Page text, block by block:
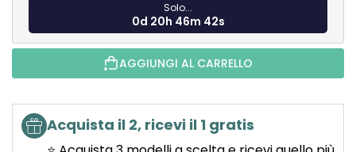
Solo...
0d 20h 46m 41s
AGGIUNGI AL CARRELLO
Acquista il 2, ricevi il 1 gratis